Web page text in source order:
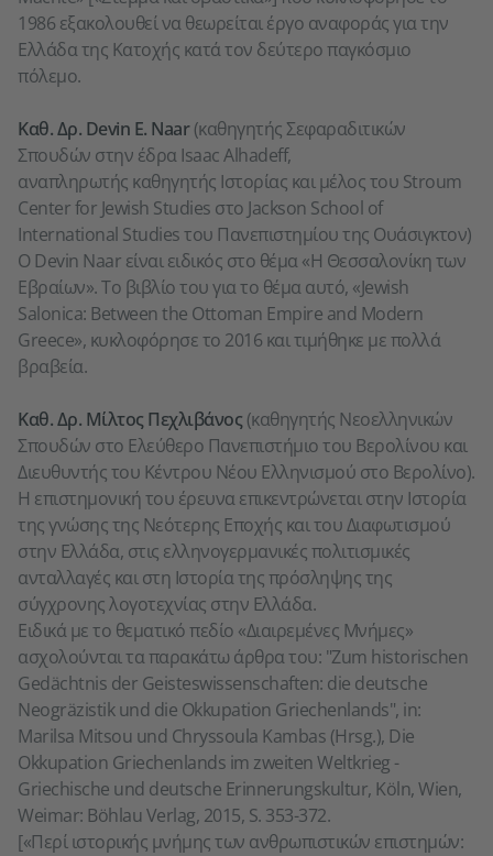
1986 εξακολουθεί να θεωρείται έργο αναφοράς για την
Ελλάδα της Κατοχής κατά τον δεύτερο παγκόσμιο
πόλεμο.
Καθ. Δρ. Devin E. Naar(καθηγητής Σεφαραδιτικών
Σπουδών στην έδρα Isaac Alhadeff,
αναπληρωτής καθηγητής Ιστορίας και μέλος του Stroum
Center for Jewish Studies στο Jackson School of
International Studies του Πανεπιστημίου της Ουάσιγκτον)
Ο Devin Naar είναι ειδικός στο θέμα «Η Θεσσαλονίκη των
Εβραίων». Το βιβλίο του για το θέμα αυτό, «Jewish
Salonica: Between the Ottoman Empire and Modern
Greece», κυκλοφόρησε το 2016 και τιμήθηκε με πολλά
βραβεία.
Καθ. Δρ. Μίλτος Πεχλιβάνος (καθηγητής Νεοελληνικών
Σπουδών στο Ελεύθερο Πανεπιστήμιο του Βερολίνου και
Διευθυντής του Κέντρου Νέου Ελληνισμού στο Βερολίνο).
Η επιστημονική του έρευνα επικεντρώνεται στην Ιστορία
της γνώσης της Νεότερης Εποχής και του Διαφωτισμού
στην Ελλάδα, στις ελληνογερμανικές πολιτισμικές
ανταλλαγές και στη Ιστορία της πρόσληψης της
σύγχρονης λογοτεχνίας στην Ελλάδα.
Ειδικά με το θεματικό πεδίο «Διαιρεμένες Μνήμες»
ασχολούνται τα παρακάτω άρθρα του: "Zum historischen
Gedächtnis der Geisteswissenschaften: die deutsche
Neogräzistik und die Okkupation Griechenlands", in:
Marilsa Mitsou und Chryssoula Kambas (Hrsg.), Die
Okkupation Griechenlands im zweiten Weltkrieg -
Griechische und deutsche Erinnerungskultur, Köln, Wien,
Weimar: Böhlau Verlag, 2015, S. 353-372.
[«Περί ιστορικής μνήμης των ανθρωπιστικών επιστημών: